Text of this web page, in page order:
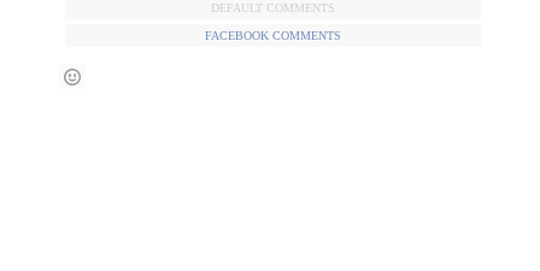
DEFAULT COMMENTS
FACEBOOK COMMENTS